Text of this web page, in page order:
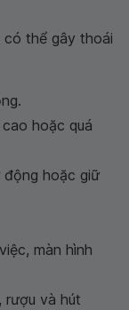
có thể gây thoái
hoặc quá
hoặc giữ
màn hình
rượu và hút